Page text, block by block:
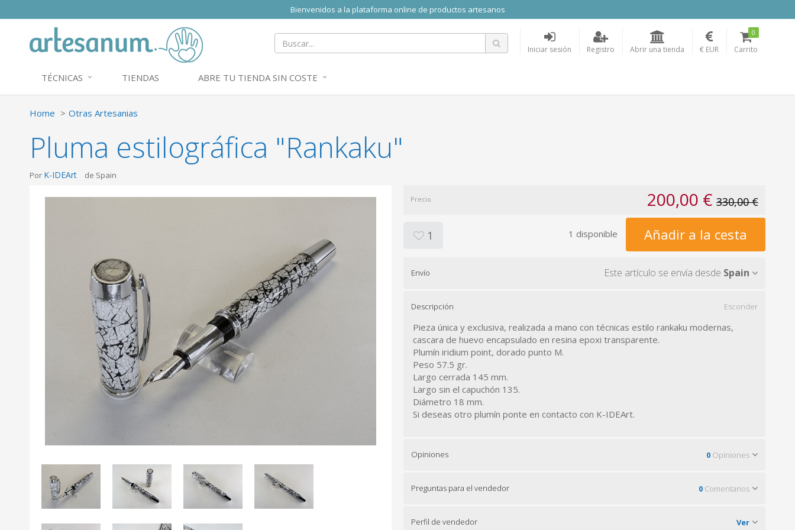
Bienvenidos a la plataforma online de productos artesanos
Iniciar sesión Registro Abrir una tienda € EUR Carrito
0
TÉCNICAS TIENDAS ABRE TU TIENDA SIN COSTE
Home Otras Artesanias
Pluma estilográfica "Rankaku"
Por K-IDEArt de Spain
Precio 200,00 € 330,00 €
1 1 disponible Añadir a la cesta
Envío Este artículo se envía desde Spain
Descripción Esconder
Pieza única y exclusiva, realizada a mano con técnicas estilo rankaku modernas,
cascara de huevo encapsulado en resina epoxi transparente.
Plumín iridium point, dorado punto M.
Peso 57.5 gr.
Largo cerrada 145 mm.
Largo sin el capuchón 135.
Diámetro 18 mm.
Si deseas otro plumín ponte en contacto con K-IDEArt.
Opiniones 0 Opiniones
Preguntas para el vendedor 0 Comentarios
Perfil de vendedor Ver